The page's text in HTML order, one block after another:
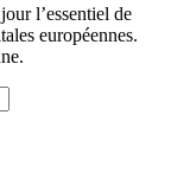
l’essentiel de
européennes.